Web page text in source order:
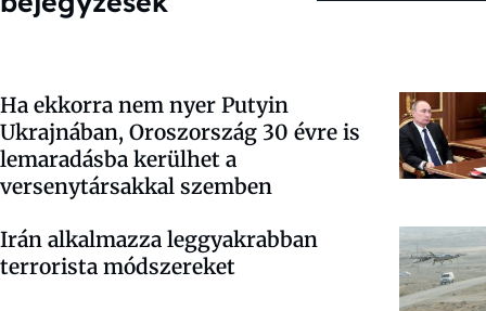
Ha ekkorra nem nyer Putyin
Ukrajnában, Oroszország 30 évre is
lemaradásba kerülhet a
versenytársakkal szemben
Irán alkalmazza leggyakrabban
terrorista módszereket